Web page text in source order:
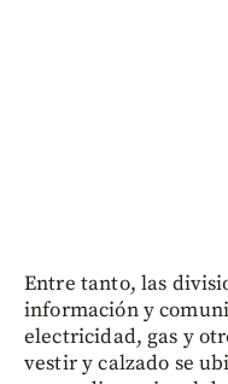
Entre tanto, las
información y
electricidad, gas y
vestir y calzado se